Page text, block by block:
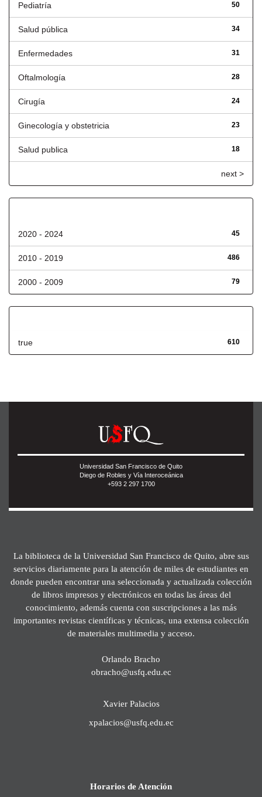
50
Pediatría
34
Salud pública
31
Enfermedades
28
Oftalmología
24
Cirugía
23
Ginecología y obstetricia
18
Salud publica
next >
45
2020 - 2024
486
2010 - 2019
79
2000 - 2009
610
true
Universidad San Francisco de Quito
Diego de Robles y Vía Interoceánica
+593 2 297 1700
La biblioteca de la Universidad San Francisco de Quito, abre sus
servicios diariamente para la atención de miles de estudiantes en
donde pueden encontrar una seleccionada y actualizada colección
de libros impresos y electrónicos en todas las áreas del
conocimiento, además cuenta con suscripciones a las más
importantes revistas científicas y técnicas, una extensa colección
de materiales multimedia y acceso.
Orlando Bracho
obracho@usfq.edu.ec
Xavier Palacios
xpalacios@usfq.edu.ec
Horarios de Atención